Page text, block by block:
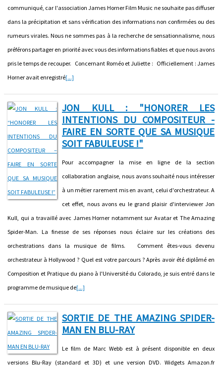
communiqué, car l'association James Horner Film Music ne souhaite pas diffuser
dans la précipitation et sans vérification des informations non confirmées ou des
rumeurs virales. Nous ne sommes pas à la recherche de sensationnalisme, nous
préférons partager en priorité avec vous des informations fiables et que nous avons
pris le temps de recouper. Concernant Roméo et Juliette : Officiellement : James
Horner avait enregistré[...]
JON KULL : "HONORER LES
INTENTIONS DU COMPOSITEUR -
FAIRE EN SORTE QUE SA MUSIQUE
SOIT FABULEUSE !"
Pour accompagner la mise en ligne de la section
collaboration anglaise, nous avons souhaité nous intéresser
à un métier rarement mis en avant, celui d'orchestrateur. A
cet effet, nous avons eu le grand plaisir d'interviewer Jon
Kull, qui a travaillé avec James Horner notamment sur Avatar et The Amazing
Spider-Man. La finesse de ses réponses nous éclaire sur les créations des
orchestrations dans la musique de films. Comment êtes-vous devenu
orchestrateur à Hollywood ? Quel est votre parcours ? Après avoir été diplômé en
Composition et Pratique du piano à l'Université du Colorado, je suis entré dans le
programme de musique de[...]
SORTIE DE THE AMAZING SPIDER-
MAN EN BLU-RAY
Le film de Marc Webb est à présent disponible en deux
versions Blu-Ray (standard et 3D) et une version DVD. Widgets Amazon.fr